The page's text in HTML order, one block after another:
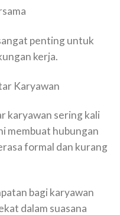
penting untuk
kerja.
Karyawan
karyawan sering kali
membuat hubungan
formal dan kurang
bagi karyawan
dalam suasana